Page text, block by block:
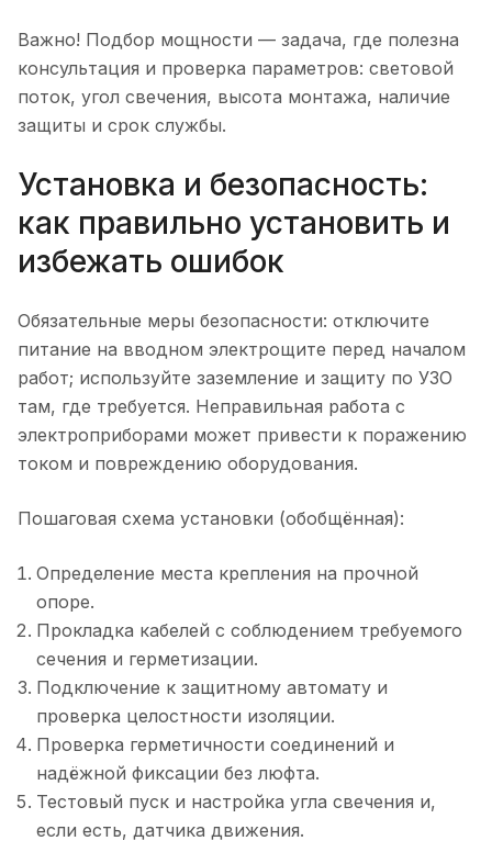
Важно! Подбор мощности — задача, где полезна
консультация и проверка параметров: световой
поток, угол свечения, высота монтажа, наличие
защиты и срок службы.
Установка и безопасность:
как правильно установить и
избежать ошибок
Обязательные меры безопасности: отключите
питание на вводном электрощите перед началом
работ; используйте заземление и защиту по УЗО
там, где требуется. Неправильная работа с
электроприборами может привести к поражению
током и повреждению оборудования.
Пошаговая схема установки (обобщённая):
Определение места крепления на прочной
опоре.
Прокладка кабелей с соблюдением требуемого
сечения и герметизации.
Подключение к защитному автомату и
проверка целостности изоляции.
Проверка герметичности соединений и
надёжной фиксации без люфта.
Тестовый пуск и настройка угла свечения и,
если есть, датчика движения.